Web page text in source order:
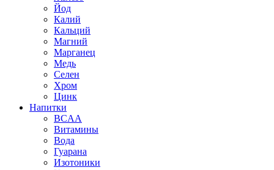
Йод
Калий
Кальций
Магний
Марганец
Медь
Селен
Хром
Цинк
Напитки
BCAA
Витамины
Вода
Гуарана
Изотоники